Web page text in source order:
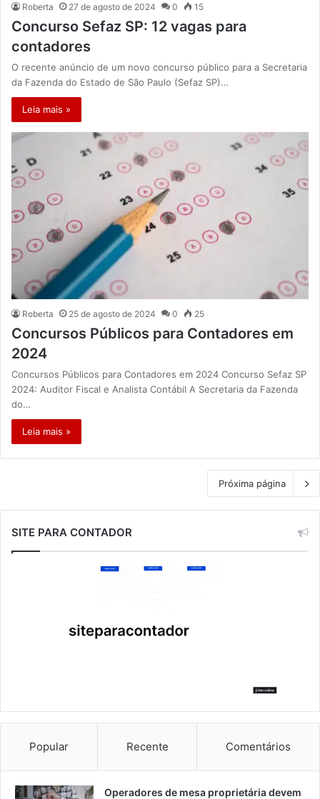
Roberta 27 de agosto de 2024 0 15
Concurso Sefaz SP: 12 vagas para
contadores
O recente anúncio de um novo concurso público para a Secretaria
da Fazenda do Estado de São Paulo (Sefaz SP)…
Leia mais »
Roberta 25 de agosto de 2024 0 25
Concursos Públicos para Contadores em
2024
Concursos Públicos para Contadores em 2024 Concurso Sefaz SP
2024: Auditor Fiscal e Analista Contábil A Secretaria da Fazenda
do…
Leia mais »
Próxima página
SITE PARA CONTADOR
Popular Recente Comentários
Operadores de mesa proprietária devem